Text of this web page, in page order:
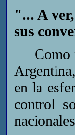
"... A
sus
Como
en la
control